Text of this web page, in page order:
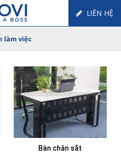
LIÊN HỆ
làm việc
Bàn chân sắt